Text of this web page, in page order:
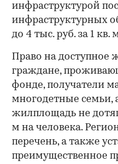
инфраструктурой
инфраструктурных
до 4 тыс. руб. за 1 кв.
Право на доступное
граждане,
фонде, получатели
многодетные семьи,
жилплощадь не
м на человека.
перечень, а также
преимущественное